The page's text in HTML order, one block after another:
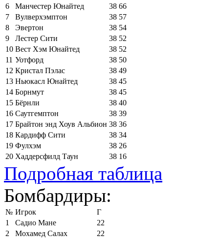
6
Манчестер Юнайтед 38 66
7
Вулверхэмптон 38 57
8
Эвертон 38 54
9
Лестер Сити 38 52
10 Вест Хэм Юнайтед 38 52
11 Уотфорд 38 50
12 Кристал Пэлас 38 49
13 Ньюкасл Юнайтед 38 45
14 Борнмут 38 45
15 Бёрнли 38 40
16 Саутгемптон 38 39
17 Брайтон энд Хоув Альбион 38 36
18 Кардифф Сити 38 34
19 Фулхэм 38 26
20 Хаддерсфилд Таун 38 16
Подробная таблица
Бомбардиры:
№ Игрок
Г
1
Садио Мане
22
2
Мохамед Салах
22